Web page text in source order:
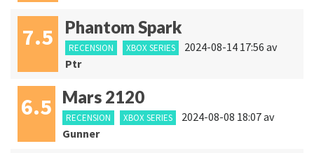
7.5 Phantom Spark
RECENSION XBOX SERIES 2024-08-14 17:56 av
Ptr
6.5 Mars 2120
RECENSION XBOX SERIES 2024-08-08 18:07av
Gunner